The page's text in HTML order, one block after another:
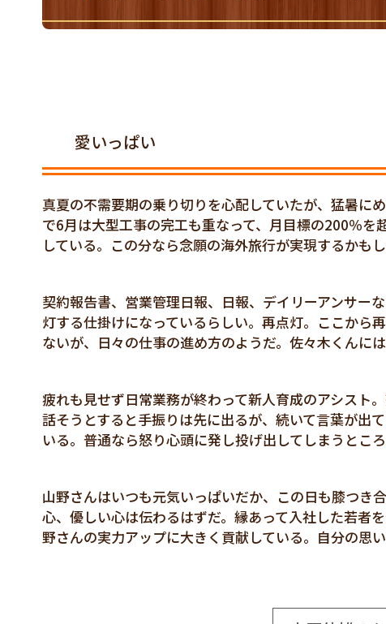
愛いっぱい
真夏の不需要期の乗り切りを心配していたが、猛暑に
で6月は大型工事の完工も重なって、月目標の200％
している。この分なら念願の海外旅行が実現するかも
契約報告書、営業管理日報、日報、デイリーアンサー
灯する仕掛けになっているらしい。再点灯。ここから
ないが、日々の仕事の進め方のようだ。佐々木くんに
疲れも見せず日常業務が終わって新人育成のアシスト
話そうとすると手振りは先に出るが、続いて言葉が出
いる。普通なら怒り心頭に発し投げ出してしまうとこ
山野さんはいつも元気いっぱいだか、この日も膝つき
心、優しい心は伝わるはずだ。縁あって入社した若者
野さんの実力アップに大きく貢献している。自分の思